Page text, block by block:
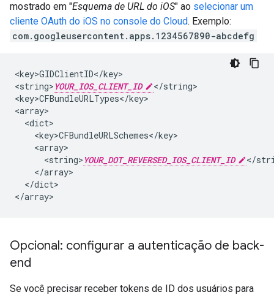
mostrado em "Esquema de URL do iOS" ao selecionar um
cliente OAuth do iOS no console do Cloud. Exemplo:
com.googleusercontent.apps.1234567890-abcdefg
<key>GIDClientID</key>
<string> YOUR_IOS_CLIENT_ID
</string>
<key>CFBundleURLTypes</key>
<array>
  <dict>
    <key>CFBundleURLSchemes</key>
    <array>
      <string>
YOUR_DOT_REVERSED_IOS_CLIENT_ID
</
    </array>
  </dict>
</array>
Opcional: configurar a autenticação de back-
end
Se você precisar receber tokens de ID dos usuários para